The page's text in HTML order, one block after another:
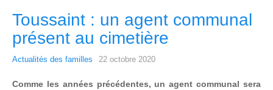
Toussaint : un agent communal
présent au cimetière
Actualités des familles 22 octobre 2020
Comme les années précédentes, un agent communal sera